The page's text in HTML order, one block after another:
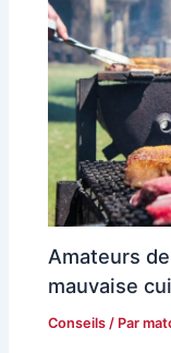
Amateurs
mauvaise
Conseils / Par